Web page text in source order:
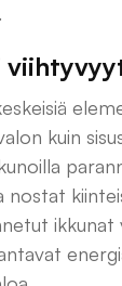
kuin
nostat
ikkunat